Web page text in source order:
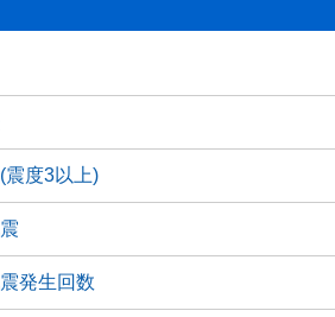
震度3以上)
発生回数